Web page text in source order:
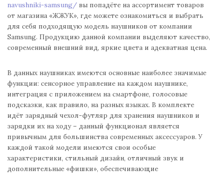
navushniki-samsung/ вы попадёте на ассортимент товаров
от магазина «ЖЖУК», где можете ознакомиться и выбрать
для себя подходящую модель наушников от компании
Samsung. Продукцию данной компании выделяют качество,
современный внешний вид, яркие цвета и адекватная цена.
В данных наушниках имеются основные наиболее значимые
функции: сенсорное управление на каждом наушнике,
интеграция с приложением на смартфоне, голосовые
подсказки, как правило, на разных языках. В комплекте
идёт зарядный чехол-футляр для хранения наушников и
зарядки их на ходу – данный функционал является
привычным для большинства современных аксессуаров. У
каждой такой модели имеются свои особые
характеристики, стильный дизайн, отличный звук и
дополнительные «фишки», обеспечивающие